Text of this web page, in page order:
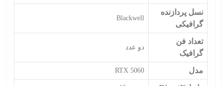
نسل پردازنده
گرافیکی
Blackwell
تعداد فن
گرافیک
دو عدد
مدل RTX 5060